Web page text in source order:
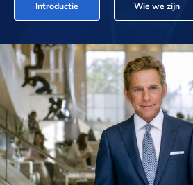
Introductie Wie we zijn